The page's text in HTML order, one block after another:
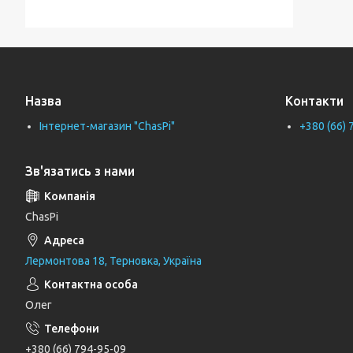
Труби каналізаційні
Унітази
Циркуляційні насоси
Генератори
Шлангові під'єднання та перемикаючі
вентилі
Тримачі, кронштейни та штанги для
душу
Назва
Інтернет-магазин "ChasPi"
Контакти
+380 (66)
Зв'язатись з нами
ChasPi
Лермонтова 18, Терновка, Україна
Олег
+380 (66) 794-95-09